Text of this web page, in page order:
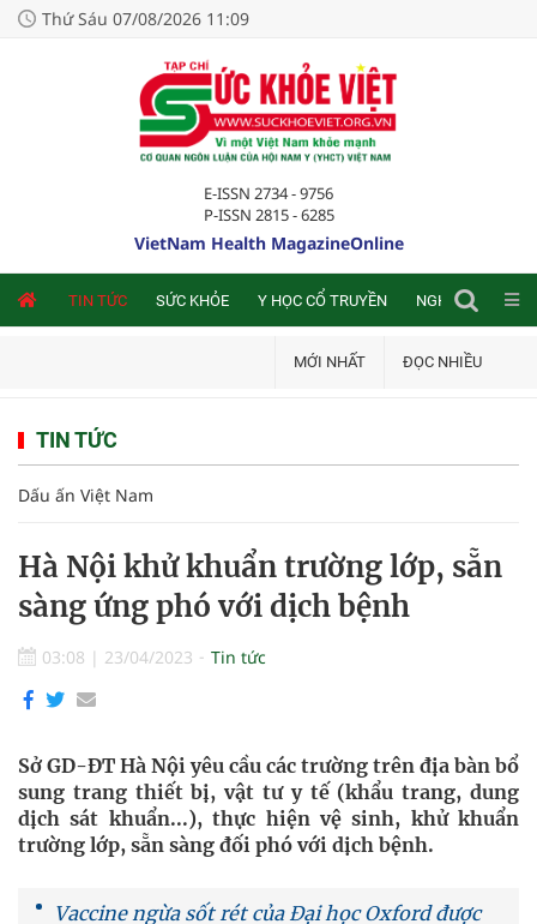
Thứ Sáu 07/08/2026 11:09
E-ISSN 2734 - 9756
P-ISSN 2815 - 6285
VietNam Health MagazineOnline
TIN TỨC SỨC KHỎE Y HỌC CỔ TRUYỀN NGHIÊN CỨU
MỚI NHẤT ĐỌC NHIỀU
TIN TỨC
Dấu ấn Việt Nam
Hà Nội khử khuẩn trường lớp, sẵn
sàng ứng phó với dịch bệnh
03:08 | 23/04/2023 Tin tức
Sở GD-ĐT Hà Nội yêu cầu các trường trên địa bàn bổ
sung trang thiết bị, vật tư y tế (khẩu trang, dung
dịch sát khuẩn...), thực hiện vệ sinh, khử khuẩn
trường lớp, sẵn sàng đối phó với dịch bệnh.
Vaccine ngừa sốt rét của Đại học Oxford được